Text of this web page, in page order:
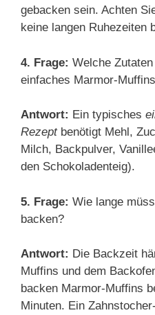
gebacken sein. Achten
keine langen Ruhezeiten
4. Frage: Welche
einfaches Marmor-
Antwort: Ein typisches
Rezeptbenötigt Mehl,
Milch, Backpulver,
den Schokoladenteig).
5. Frage: Wie lange
backen?
Antwort: Die Backzeit
Muffins und dem
backen Marmor-Muffins
Minuten. Ein